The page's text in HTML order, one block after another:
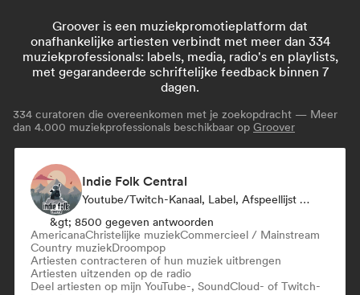
Groover is een muziekpromotieplatform dat
onafhankelijke artiesten verbindt met meer dan 334
muziekprofessionals: labels, media, radio's en playlists,
met gegarandeerde schriftelijke feedback binnen 7
dagen.
334 curatoren die overeenkomen met je zoekopdracht — Meer
dan 4.000 muziekprofessionals beschikbaar op Groover
Indie Folk Central
Youtube/Twitch-Kanaal, Label, Afspeellijst Curator, Radiostation
&gt; 8500 gegeven antwoorden
AmericanaChristelijke muziekCommercieel / Mainstream
Country muziekDroompop
Artiesten contracteren of hun muziek uitbrengen
Artiesten uitzenden op de radio
Deel artiesten op mijn YouTube-, SoundCloud- of Twitch-